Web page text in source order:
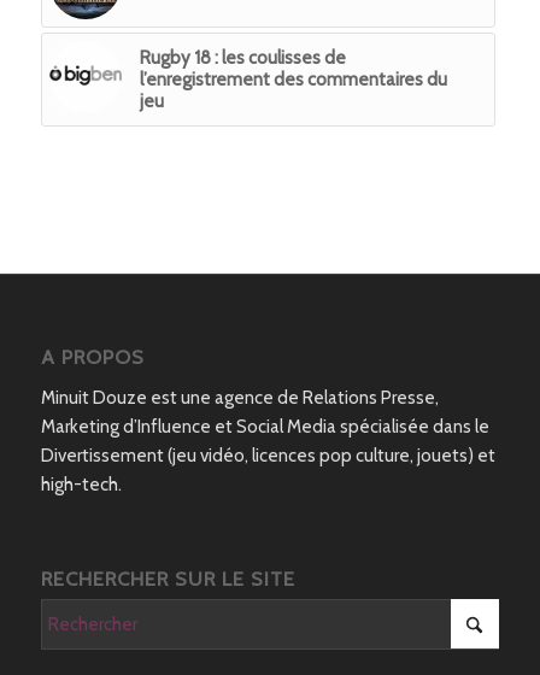
Rugby 18 : les coulisses de
l’enregistrement des commentaires du
jeu
A PROPOS
Minuit Douze est une agence de Relations Presse,
Marketing d’Influence et Social Media spécialisée dans le
Divertissement (jeu vidéo, licences pop culture, jouets) et
high-tech.
RECHERCHER SUR LE SITE